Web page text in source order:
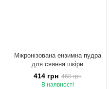
Мікронізована ензимна пудра
для сяяння шкіри
414 грн 460 грн
В наявності